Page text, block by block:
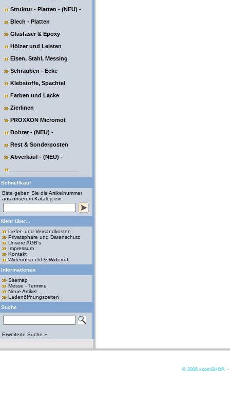
Struktur - Platten - (NEU) -
Blech - Platten
Glasfaser & Epoxy
Hölzer und Leisten
Eisen, Stahl, Messing
Schrauben - Ecke
Klebstoffe, Spachtel
Farben und Lacke
Zierlinen
PROXXON Micromot
Bohrer - (NEU) -
Rest & Sonderposten
Abverkauf - (NEU) -
Schnellkauf
Bitte geben Sie die Artikelnummer
aus unserem Katalog ein.
Mehr über...
Liefer- und Versandkosten
Privatsphäre und Datenschutz
Unsere AGB's
Impressum
Kontakt
Widerrufsrecht & Widerruf
Informationen
Sitemap
Messe - Termine
Neue Artikel
Ladenöffnungszeiten
Suche
Erweiterte Suche »
© 2006 xoomSHOP. -